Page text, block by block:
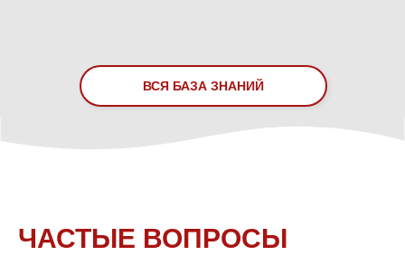
ВСЯ БАЗА ЗНАНИЙ
ЧАСТЫЕ ВОПРОСЫ